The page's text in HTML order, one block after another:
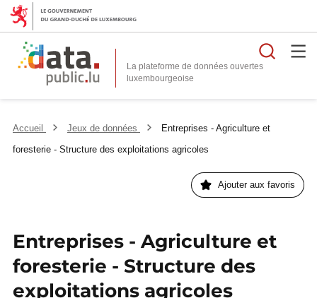
La plateforme de données ouvertes
Accueil Jeux de données
Entreprises - Agriculture et
foresterie - Structure des exploitations agricoles
Ajouter aux favoris
Entreprises - Agriculture et
foresterie - Structure des
exploitations agricoles